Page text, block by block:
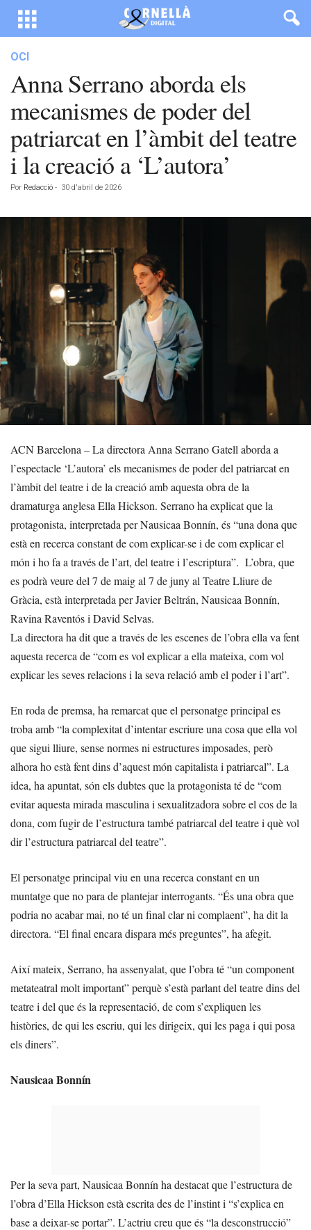
OCI
Anna Serrano aborda els
mecanismes de poder del
patriarcat en l’àmbit del teatre
i la creació a ‘L’autora’
Por Redacció - 30 d'abril de 2026
ACN Barcelona – La directora Anna Serrano Gatell aborda a
l’espectacle ‘L’autora’ els mecanismes de poder del patriarcat en
l’àmbit del teatre i de la creació amb aquesta obra de la
dramaturga anglesa Ella Hickson. Serrano ha explicat que la
protagonista, interpretada per Nausicaa Bonnín, és “una dona que
està en recerca constant de com explicar-se i de com explicar el
món i ho fa a través de l’art, del teatre i l’escriptura”. L’obra, que
es podrà veure del 7 de maig al 7 de juny al Teatre Lliure de
Gràcia, està interpretada per Javier Beltrán, Nausicaa Bonnín,
Ravina Raventós i David Selvas.
La directora ha dit que a través de les escenes de l’obra ella va fent
aquesta recerca de “com es vol explicar a ella mateixa, com vol
explicar les seves relacions i la seva relació amb el poder i l’art”.
En roda de premsa, ha remarcat que el personatge principal es
troba amb “la complexitat d’intentar escriure una cosa que ella vol
que sigui lliure, sense normes ni estructures imposades, però
alhora ho està fent dins d’aquest món capitalista i patriarcal”. La
idea, ha apuntat, són els dubtes que la protagonista té de “com
evitar aquesta mirada masculina i sexualitzadora sobre el cos de la
dona, com fugir de l’estructura també patriarcal del teatre i què vol
dir l’estructura patriarcal del teatre”.
El personatge principal viu en una recerca constant en un
muntatge que no para de plantejar interrogants. “És una obra que
podria no acabar mai, no té un final clar ni complaent”, ha dit la
directora. “El final encara dispara més preguntes”, ha afegit.
Així mateix, Serrano, ha assenyalat, que l’obra té “un component
metateatral molt important” perquè s’està parlant del teatre dins del
teatre i del que és la representació, de com s’expliquen les
històries, de qui les escriu, qui les dirigeix, qui les paga i qui posa
els diners”.
Nausicaa Bonnín
Per la seva part, Nausicaa Bonnín ha destacat que l’estructura de
l’obra d’Ella Hickson està escrita des de l’instint i “s’explica en
base a deixar-se portar”. L’actriu creu que és “la desconstrucció”